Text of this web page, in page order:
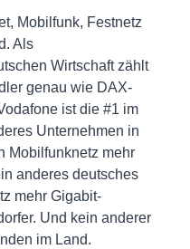
Mobilfunk, Festnetz
Als
Wirtschaft zählt
genau wie DAX-
ist die #1 im
Unternehmen in
Mobilfunknetz mehr
anderes deutsches
mehr Gigabit-
Und kein anderer
im Land.